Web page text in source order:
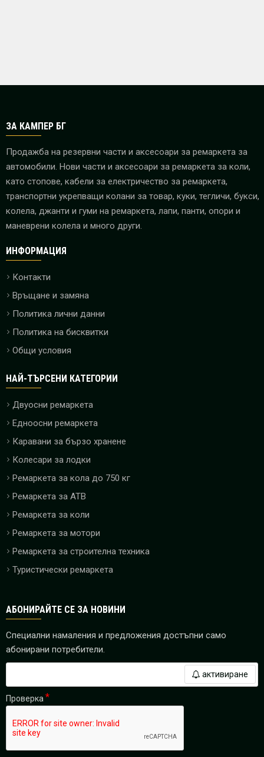
ЗА КАМПЕР БГ
Продажба на резервни части и аксесоари за ремаркета за
автомобили. Нови части и аксесоари за ремаркета за коли,
като стопове, кабели за електричество за ремаркета,
транспортни укрепващи колани за товар, куки, тегличи, букси,
колела, джанти и гуми на ремаркета, лапи, панти, опори и
маневрени колела и много други.
ИНФОРМАЦИЯ
Контакти
Връщане и замяна
Политика лични данни
Политика на бисквитки
Общи условия
НАЙ-ТЪРСЕНИ КАТЕГОРИИ
Двуосни ремаркета
Едноосни ремаркета
Каравани за бързо хранене
Колесари за лодки
Ремаркета за кола до 750 кг
Ремаркета за ATB
Ремаркета за коли
Ремаркета за мотори
Ремаркета за строителна техника
Туристически ремаркета
АБОНИРАЙТЕ СЕ ЗА НОВИНИ
Специални намаления и предложения достъпни само
абонирани потребители.
активиране
Проверка